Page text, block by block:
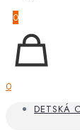
0
0
DETSKÁ